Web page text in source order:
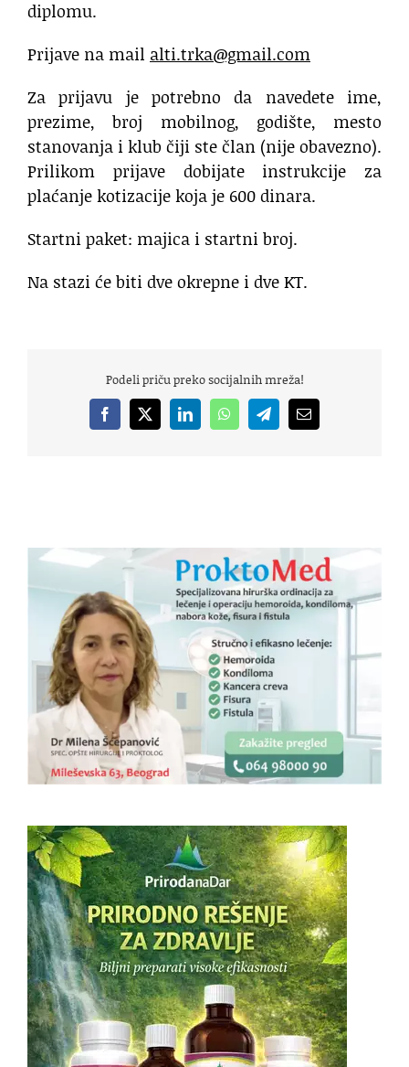
diplomu.
Prijave na mail alti.trka@gmail.com
Za prijavu je potrebno da navedete ime,
prezime, broj mobilnog, godište, mesto
stanovanja i klub čiji ste član (nije obavezno).
Prilikom prijave dobijate instrukcije za
plaćanje kotizacije koja je 600 dinara.
Startni paket: majica i startni broj.
Na stazi će biti dve okrepne i dve KT.
Podeli priču preko socijalnih mreža!
Facebook
X LinkedInWhatsAppTelegramEmail